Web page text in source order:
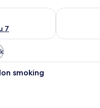
7
et Ağu 6 - Ağu 7
Yarın için
Masa, güneşlik/perde,
smoking